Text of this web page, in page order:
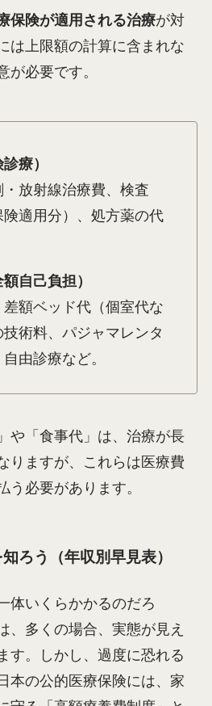
保険が適用される治療が対
は上限額の計算に含まれな
が必要です。
療）
放射線治療費、検査
適用分）、処方薬の代
自己負担）
額ベッド代（個室代な
術料、パジャマレンタ
由診療など。
や「食事代」は、治療が長
りますが、これらは医療費
う必要があります。
ろう（年収別早見表）
体いくらかかるのだろ
多くの場合、実態が見え
す。しかし、過度に恐れる
本の公的医療保険には、家